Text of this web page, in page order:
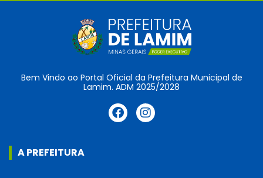
Bem Vindo ao Portal Oficial da Prefeitura Municipal de
Lamim. ADM 2025/2028
A PREFEITURA